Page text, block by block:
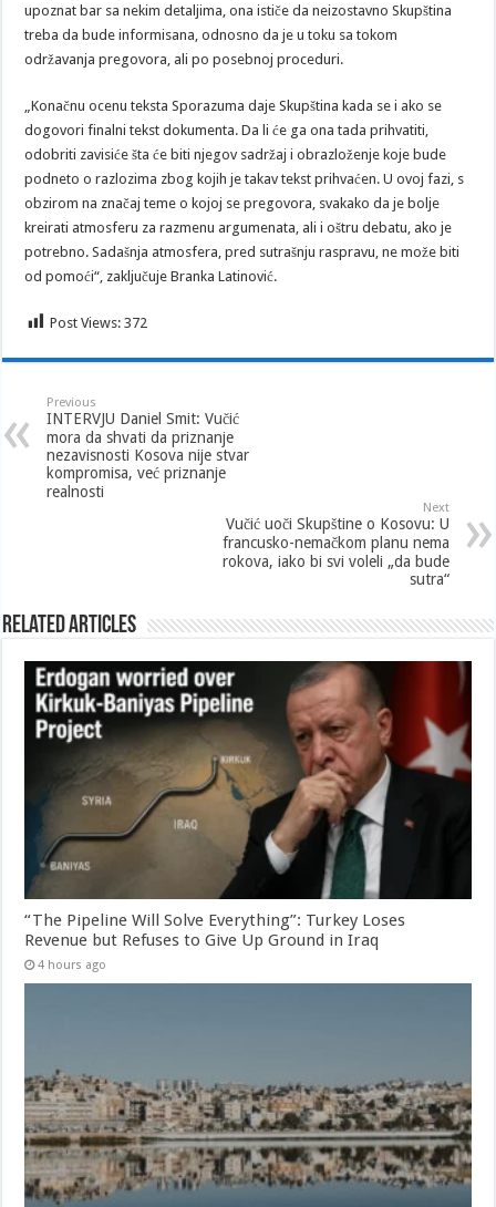
upoznat bar sa nekim detaljima, ona ističe da neizostavno Skupština
treba da bude informisana, odnosno da je u toku sa tokom
održavanja pregovora, ali po posebnoj proceduri.
„Konačnu ocenu teksta Sporazuma daje Skupština kada se i ako se
dogovori finalni tekst dokumenta. Da li će ga ona tada prihvatiti,
odobriti zavisiće šta će biti njegov sadržaj i obrazloženje koje bude
podneto o razlozima zbog kojih je takav tekst prihvaćen. U ovoj fazi, s
obzirom na značaj teme o kojoj se pregovora, svakako da je bolje
kreirati atmosferu za razmenu argumenata, ali i oštru debatu, ako je
potrebno. Sadašnja atmosfera, pred sutrašnju raspravu, ne može biti
od pomoći“, zaključuje Branka Latinović.
Post Views: 372
Previous
INTERVJU Daniel Smit: Vučić
mora da shvati da priznanje
nezavisnosti Kosova nije stvar
kompromisa, već priznanje
realnosti
Next
Vučić uoči Skupštine o Kosovu: U
francusko-nemačkom planu nema
rokova, iako bi svi voleli „da bude
sutra“
Related Articles
“The Pipeline Will Solve Everything”: Turkey Loses
Revenue but Refuses to Give Up Ground in Iraq
4 hours ago